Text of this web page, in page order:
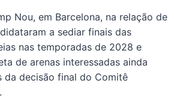
Nou, em Barcelona, na relação de
a sediar finais das
nas temporadas de 2028 e
de arenas interessadas ainda
da decisão final do Comitê